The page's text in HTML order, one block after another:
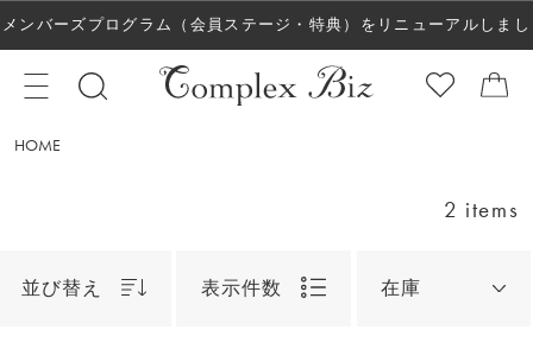
メンバーズプログラム（会員ステージ・特典）をリニューアルしまし
た！
HOME
2 items
並び替え 表示件数 在庫